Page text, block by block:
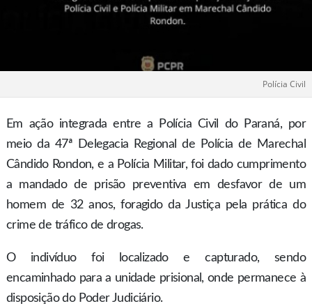
Polícia Civil
Em ação integrada entre a Polícia Civil do Paraná, por
meio da 47ª Delegacia Regional de Polícia de Marechal
Cândido Rondon, e a Polícia Militar, foi dado cumprimento
a mandado de prisão preventiva em desfavor de um
homem de 32 anos, foragido da Justiça pela prática do
crime de tráfico de drogas.
O indivíduo foi localizado e capturado, sendo
encaminhado para a unidade prisional, onde permanece à
disposição do Poder Judiciário.